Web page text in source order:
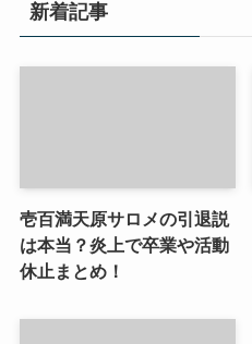
新着記事
壱百満天原サロメの引退説
は本当？炎上で卒業や活動
休止まとめ！